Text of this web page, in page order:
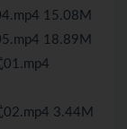
15.08M
18.89M
01.mp4
3.44M